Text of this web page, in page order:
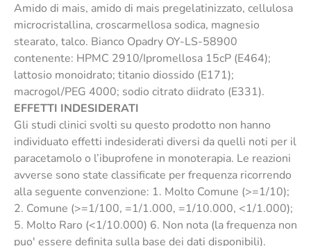
Amido di mais, amido di mais pregelatinizzato, cellulosa
microcristallina, croscarmellosa sodica, magnesio
stearato, talco. Bianco Opadry OY-LS-58900
contenente: HPMC 2910/Ipromellosa 15cP (E464);
lattosio monoidrato; titanio diossido (E171);
macrogol/PEG 4000; sodio citrato diidrato (E331).
EFFETTI INDESIDERATI
Gli studi clinici svolti su questo prodotto non hanno
individuato effetti indesiderati diversi da quelli noti per il
paracetamolo o l’ibuprofene in monoterapia. Le reazioni
avverse sono state classificate per frequenza ricorrendo
alla seguente convenzione: 1. Molto Comune (>=1/10);
2. Comune (>=1/100, =1/1.000, =1/10.000, <1/1.000);
5. Molto Raro (<1/10.000) 6. Non nota (la frequenza non
puo' essere definita sulla base dei dati disponibili).